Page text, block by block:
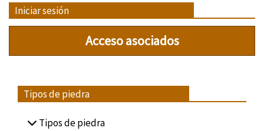
Iniciar sesión
Acceso asociados
Tipos de piedra
Tipos de piedra